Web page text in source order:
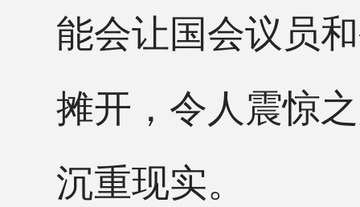
能会让国会议员
摊开，令人震惊
沉重现实。